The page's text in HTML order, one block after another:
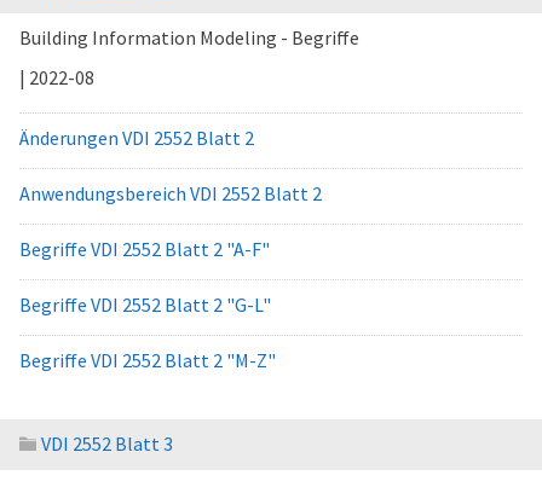
Building Information Modeling - Begriffe
| 2022-08
Änderungen VDI 2552 Blatt 2
Anwendungsbereich VDI 2552 Blatt 2
Begriffe VDI 2552 Blatt 2 "A-F"
Begriffe VDI 2552 Blatt 2 "G-L"
Begriffe VDI 2552 Blatt 2 "M-Z"
VDI 2552 Blatt 3